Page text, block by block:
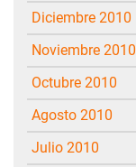
diciembre 2010
noviembre 2010
octubre 2010
agosto 2010
julio 2010